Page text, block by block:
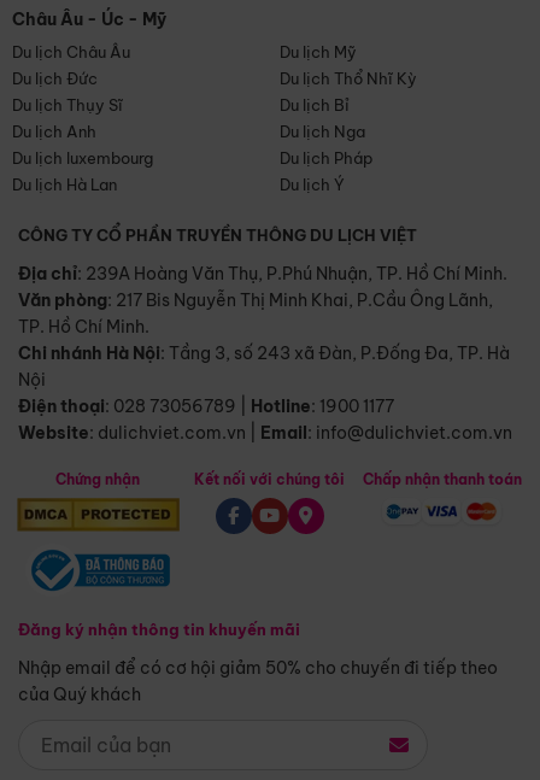
Châu Âu - Úc - Mỹ
Du lịch Châu Âu
Du lịch Mỹ
Du lịch Đức
Du lịch Thổ Nhĩ Kỳ
Du lịch Thụy Sĩ
Du lịch Bỉ
Du lịch Anh
Du lịch Nga
Du lịch luxembourg
Du lịch Pháp
Du lịch Hà Lan
Du lịch Ý
CÔNG TY CỔ PHẦN TRUYỀN THÔNG DU LỊCH VIỆT
Địa chỉ: 239A Hoàng Văn Thụ, P.Phú Nhuận, TP. Hồ Chí Minh.
Văn phòng: 217 Bis Nguyễn Thị Minh Khai, P.Cầu Ông Lãnh,
TP. Hồ Chí Minh.
Chi nhánh Hà Nội: Tầng 3, số 243 xã Đàn, P.Đống Đa, TP. Hà
Nội
Điện thoại: 028 73056789 Hotline: 1900 1177
Website: dulichviet.com.vn Email: info@dulichviet.com.vn
Chứng nhận
Đăng ký nhận thông tin khuyến mãi
Nhập email để có cơ hội giảm 50% cho chuyến đi tiếp theo
của Quý khách
Kết nối với chúng tôi Chấp nhận thanh toán